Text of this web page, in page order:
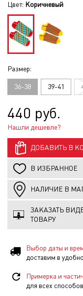
Цвет: Коричневый
Размер:
36-38 39-41
440 руб.
Нашли дешевле?
ДОБАВИТЬ В
В ИЗБРАННОЕ
НАЛИЧИЕ В
ЗАКАЗАТЬ
ТОВАРУ
Выбор даты и
доставим в
Примерка и
для всех